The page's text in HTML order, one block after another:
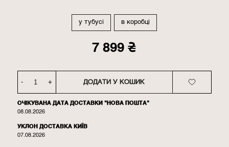
в коробці
у тубусі
7 899 ₴
- + ДОДАТИ У КОШИК
ОЧІКУВАНА ДАТА ДОСТАВКИ "НОВА ПОШТА"
08.08.2026
УКЛОН ДОСТАВКА КИЇВ
07.08.2026